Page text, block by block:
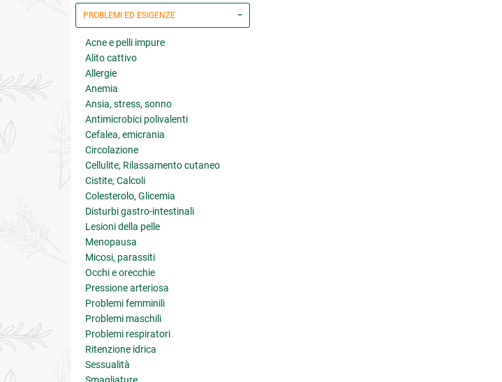
PROBLEMI ED ESIGENZE
Acne e pelli impure
Alito cattivo
Allergie
Anemia
Ansia, stress, sonno
Antimicrobici polivalenti
Cefalea, emicrania
Circolazione
Cellulite, Rilassamento cutaneo
Cistite, Calcoli
Colesterolo, Glicemia
Disturbi gastro-intestinali
Lesioni della pelle
Menopausa
Micosi, parassiti
Occhi e orecchie
Pressione arteriosa
Problemi femminili
Problemi maschili
Problemi respiratori
Ritenzione idrica
Sessualità